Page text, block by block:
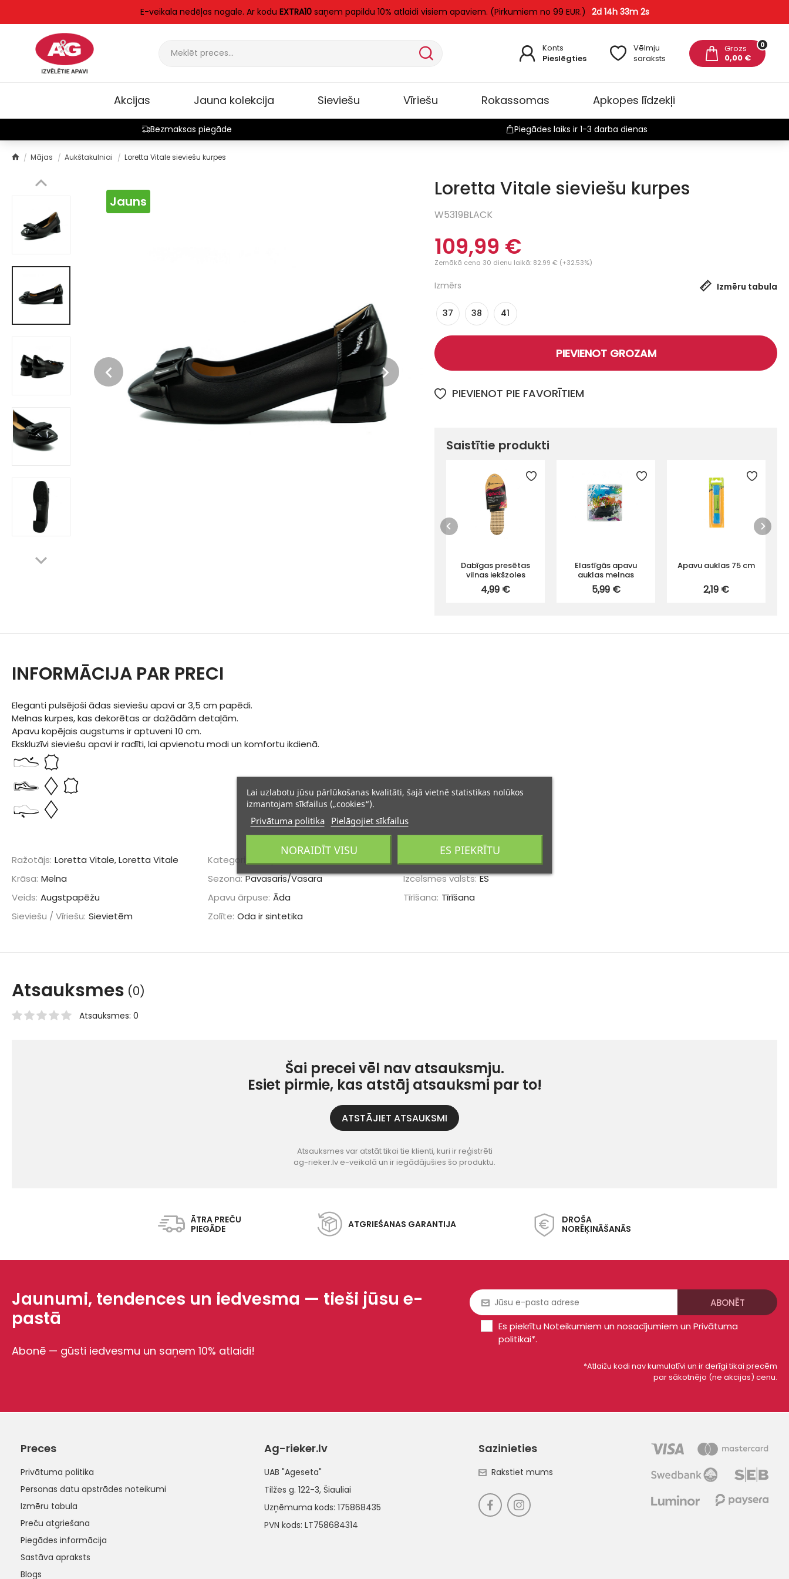
E-veikala nedēļas nogale. Ar kodu EXTRA10saņem papildu 10% atlaidi visiem apaviem. (Pirkumiem no 99 EUR.) 2d 14h 33m 0s
Konts
Pieslēgties
Vēlmju
saraksts
0
Grozs
0,00 €
Akcijas Jauna kolekcija Sieviešu Vīriešu Rokassomas Apkopes līdzekļi
Bezmaksas piegāde Piegādes laiks ir 1-3 darba dienas
Mājas Aukštakulniai Loretta Vitale sieviešu kurpes
Jauns
Loretta Vitale sieviešu kurpes
W5319BLACK
109,99 €
Zemākā cena 30 dienu laikā: 82.99 € (+32.53%)
Izmērs Izmēru tabula
37 38 41
PIEVIENOT GROZAM
PIEVIENOT PIE FAVORĪTIEM
Saistītie produkti
Dabīgas presētas
vilnas iekšzoles
4,99 €
Elastīgās apavu
auklas melnas
5,99 €
Apavu auklas 75 cm
2,19 €
INFORMĀCIJA PAR PRECI
Eleganti pulsējoši ādas sieviešu apavi ar 3,5 cm papēdi.
Melnas kurpes, kas dekorētas ar dažādām detaļām.
Apavu kopējais augstums ir aptuveni 10 cm.
Ekskluzīvi sieviešu apavi ir radīti, lai apvienotu modi un komfortu ikdienā.
Ražotājs: Loretta Vitale, Loretta Vitale
Krāsa: Melna
Veids: Augstpapēžu
Sieviešu / Vīriešu: Sievietēm
Kategorija: Kurpes
Sezona: Pavasaris/Vasara
Apavu ārpuse: Āda
Zolīte: Oda ir sintetika
Aizdares veids: Uzvelkami
Izcelsmes valsts: ES
Tīrīšana: Tīrīšana
Atsauksmes (0)
Atsauksmes: 0
Šai precei vēl nav atsauksmju.
Esiet pirmie, kas atstāj atsauksmi par to!
ATSTĀJIET ATSAUKSMI
Atsauksmes var atstāt tikai tie klienti, kuri ir reģistrēti
ag-rieker.lv e-veikalā un ir iegādājušies šo produktu.
ĀTRA PREČU
PIEGĀDE
ATGRIEŠANAS GARANTIJA
DROŠA
NORĒĶINĀŠANĀS
Jaunumi, tendences un iedvesma — tieši jūsu e-
pastā
Abonē — gūsti iedvesmu un saņem 10% atlaidi!
Es piekrītu Noteikumiem un nosacījumiem un Privātuma
politikai*.
*Atlaižu kodi nav kumulatīvi un ir derīgi tikai precēm
par sākotnējo (ne akcijas) cenu.
Preces
Privātuma politika
Personas datu apstrādes noteikumi
Izmēru tabula
Preču atgriešana
Piegādes informācija
Sastāva apraksts
Blogs
Ag-rieker.lv
UAB "Ageseta"
Tilžės g. 122-3, Šiauliai
Uzņēmuma kods: 175868435
PVN kods: LT758684314
Sazinieties
Rakstiet mums
Lai uzlabotu jūsu pārlūkošanas kvalitāti, šajā vietnē statistikas nolūkos
izmantojam sīkfailus („cookies“).
Privātuma politika Pielāgojiet sīkfailus
NORAIDĪT VISU ES PIEKRĪTU